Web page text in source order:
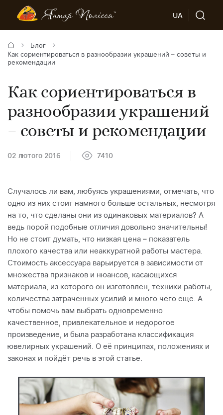
UA
Блог
Как сориентироваться в разнообразии украшений – советы и
рекомендации
Как сориентироваться в
разнообразии украшений
– советы и рекомендации
02 лютого 2016 7410
Случалось ли вам, любуясь украшениями, отмечать, что
одно из них стоит намного больше остальных, несмотря
на то, что сделаны они из одинаковых материалов? А
ведь порой подобные отличия довольно значительны!
Но не стоит думать, что низкая цена – показатель
плохого качества или неаккуратной работы мастера.
Стоимость аксессуара варьируется в зависимости от
множества признаков и нюансов, касающихся
материала, из которого он изготовлен, техники работы,
количества затраченных усилий и много чего ещё. А
чтобы помочь вам выбрать одновременно
качественное, привлекательное и недорогое
произведение, и была разработана классификация
ювелирных украшений. О её принципах, положениях и
законах и пойдёт речь в этой статье.